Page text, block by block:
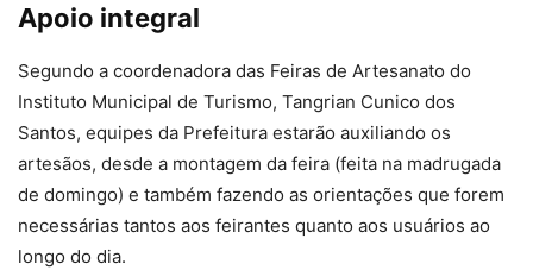
Apoio integral
Segundo a coordenadora das Feiras de Artesanato do
Instituto Municipal de Turismo, Tangrian Cunico dos
Santos, equipes da Prefeitura estarão auxiliando os
artesãos, desde a montagem da feira (feita na madrugada
de domingo) e também fazendo as orientações que forem
necessárias tantos aos feirantes quanto aos usuários ao
longo do dia.